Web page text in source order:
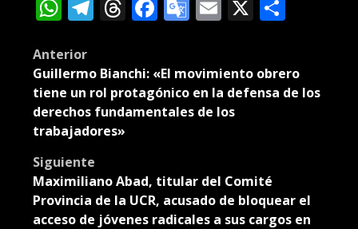
WhatsApp
Telegram
Threads
Facebook
Google
Email
X
Post
navigation
Anterior
Guillermo Bianchi: «El movimiento obrero
tiene un rol protagónico en la defensa de los
derechos fundamentales de los
trabajadores»
Siguiente
Maximiliano Abad, titular del Comité
Provincia de la UCR, acusado de bloquear el
acceso de jóvenes radicales a sus cargos en